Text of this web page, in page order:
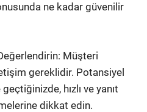
ne kadar güvenilir
Müşteri
gereklidir. Potansiyel
hızlı ve yanıt
dikkat edin.